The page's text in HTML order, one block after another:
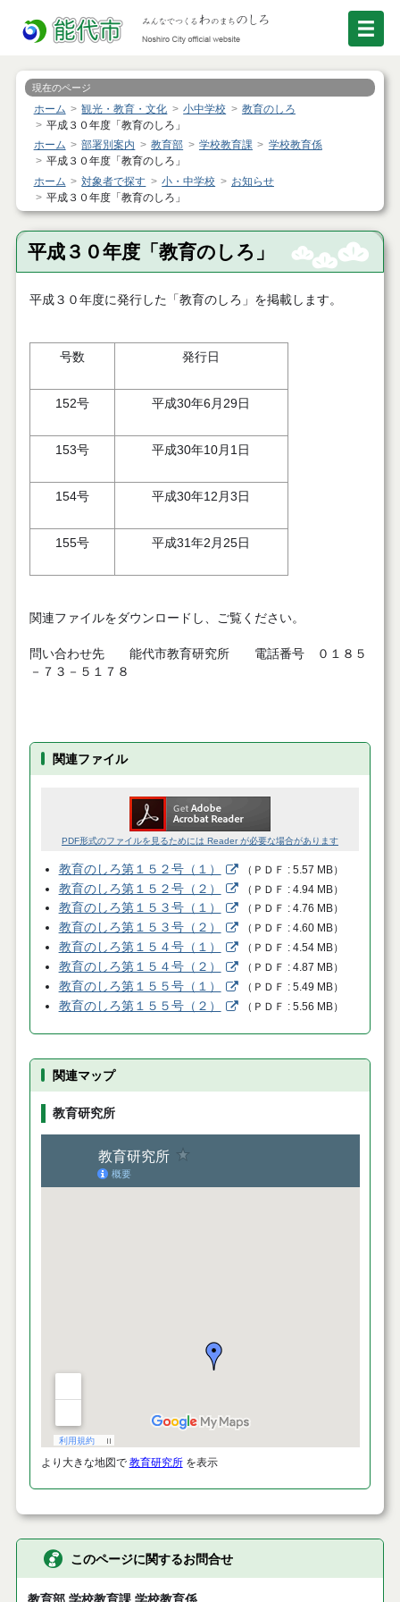
現在のページ
ホーム 観光・教育・文化 小中学校
教育のしろ
平成３０年度「教育のしろ」
ホーム
部署別案内 教育部 学校教育課
学校教育係
平成３０年度「教育のしろ」
ホーム
対象者で探す 小・中学校
お知らせ
平成３０年度「教育のしろ」
平成３０年度「教育のしろ」
平成３０年度に発行した「教育のしろ」を掲載します。
号数 発行日
152号 平成30年6月29日
153号 平成30年10月1日
154号 平成30年12月3日
155号 平成31年2月25日
関連ファイルをダウンロードし、ご覧ください。
問い合わせ先 能代市教育研究所 電話番号 ０１８５
－７３－５１７８
関連ファイル
PDF形式のファイルを見るためには Reader が必要な場合があります
教育のしろ第１５２号（１） （ ＰＤＦ 5.57 MB）
教育のしろ第１５２号（２） （ ＰＤＦ 4.94 MB）
教育のしろ第１５３号（１） （ ＰＤＦ 4.76 MB）
教育のしろ第１５３号（２） （ ＰＤＦ 4.60 MB）
教育のしろ第１５４号（１） （ ＰＤＦ 4.54 MB）
教育のしろ第１５４号（２） （ ＰＤＦ 4.87 MB）
教育のしろ第１５５号（１） （ ＰＤＦ 5.49 MB）
教育のしろ第１５５号（２） （ ＰＤＦ 5.56 MB）
関連マップ
教育研究所
より大きな地図で 教育研究所を表示
このページに関するお問合せ